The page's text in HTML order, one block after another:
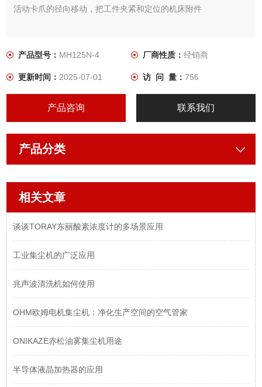
活动卡爪的径向移动，把工件夹紧和定位的机床附件
产品型号： MH125N-4 厂商性质： 经销商
更新时间：2025-07-01 访 问 量： 756
产品咨询 联系我们
产品分类
相关文章
谈谈TORAY东丽酸素浓度计的多场景应用
工业集尘机的广泛应用
兆声波清洗机如何使用
OHM欧姆电机集尘机：净化生产空间的空气管家
ONIKAZE赤松油雾集尘机用途
半导体液晶加热器的应用